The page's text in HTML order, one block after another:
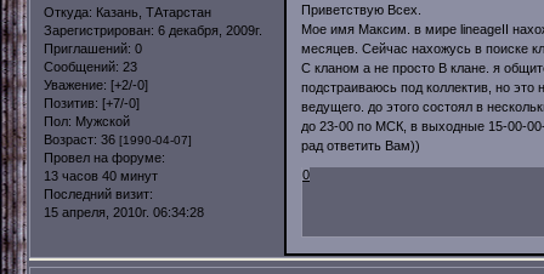
Откуда: Казань, ТАтарстан
Зарегистрирован: 6 декабря, 2009г.
Приглашений: 0
Сообщений: 23
Уважение: [+2/-0]
Позитив: [+7/-0]
Пол: Мужской
Возраст: 36 [1990-04-07]
Провел на форуме:
13 часов 40 минут
Последний визит:
15 апреля, 2010г. 06:34:28
Приветствую Всех.
Мое имя Максим. в мире lineageII
месяцев. Сейчас нахожусь в поиске
С кланом а не просто В клане. я
подстраиваюсь под коллектив, но это
ведущего. до этого состоял в
до 23-00 по МСК, в выходные 15-00-
рад ответить Вам))
0